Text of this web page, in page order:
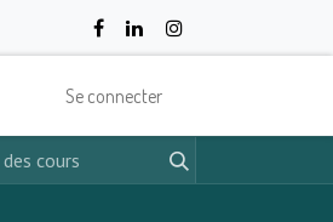
Se connecter